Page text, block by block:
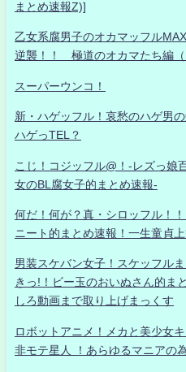
まとめ速報Z)]
乙女系腐男子のオカマッフル
逆襲！！ 極道のオカマたち編（
スーパーウンコ！
新・ハゲッフル！哀愁のハゲ男
ハゲっTEL？
こじ！コジッフル@！-レズっ娘
女のBL腐女子的まとめ速報-
何だ！何が？真・シロッフル
ニート的まとめ速報！一生童貞上
男装スケバン女子！スケッフル
きっ!！ビー玉のおいぬさん的
しろ動画まで取り上げまっくす
ロボットアニメ！メカと美少女
非モテ星人 ！あらゆるマニアの